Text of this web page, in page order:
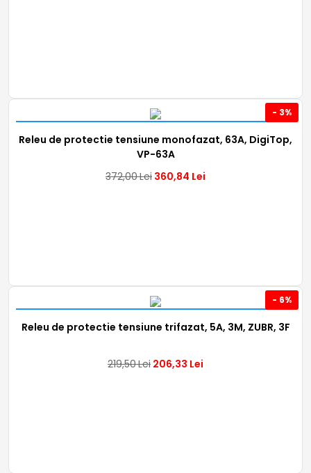
- 3%
Releu de protectie tensiune monofazat, 63A, DigiTop,
VP-63A
372,00Lei 360,84 Lei
- 6%
Releu de protectie tensiune trifazat, 5A, 3M, ZUBR, 3F
219,50Lei 206,33 Lei